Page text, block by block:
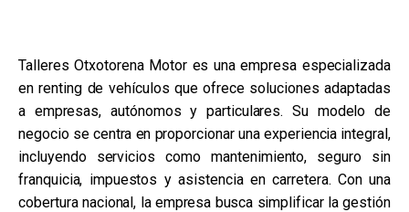
Talleres Otxotorena Motor es una empresa especializada
en renting de vehículos que ofrece soluciones adaptadas
a empresas, autónomos y particulares. Su modelo de
negocio se centra en proporcionar una experiencia integral,
incluyendo servicios como mantenimiento, seguro sin
franquicia, impuestos y asistencia en carretera. Con una
cobertura nacional, la empresa busca simplificar la gestión